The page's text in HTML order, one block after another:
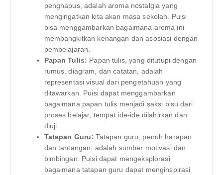
penghapus, adalah aroma nostalgia yang
mengingatkan kita akan masa sekolah. Puisi
bisa menggambarkan bagaimana aroma ini
membangkitkan kenangan dan asosiasi dengan
pembelajaran.
Papan Tulis: Papan tulis, yang ditutupi dengan
rumus, diagram, dan catatan, adalah
representasi visual dari pengetahuan yang
ditawarkan. Puisi dapat menggambarkan
bagaimana papan tulis menjadi saksi bisu dari
proses belajar, tempat ide-ide dilahirkan dan
diuji.
Tatapan Guru: Tatapan guru, penuh harapan
dan tantangan, adalah sumber motivasi dan
bimbingan. Puisi dapat mengeksplorasi
bagaimana tatapan guru dapat menginspirasi